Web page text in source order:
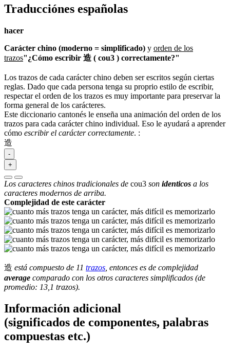
Traducciónes españolas
hacer
Carácter chino (moderno = simplificado) y orden de los
trazos"¿Cómo escribir 造 ( cou3 ) correctamente?"
Los trazos de cada carácter chino deben ser escritos según ciertas
reglas. Dado que cada persona tenga su proprio estilo de escribir,
respectar el orden de los trazos es muy importante para preservar la
forma general de los carácteres.
Este diccionario cantonés le enseña una animación del orden de los
trazos para cada carácter chino individual. Eso le ayudará a aprender
cómo escribir el carácter correctamente. :
造
-
+
Los caracteres chinos tradicionales de cou3 son identicos a los
caracteres modernos de arriba.
Complejidad de este carácter
造 está compuesto de 11 trazos , entonces es de complejidad
average comparado con los otros caracteres simplificados (de
promedio: 13,1 trazos).
Información adicional
(significados de componentes, palabras
compuestas etc.)